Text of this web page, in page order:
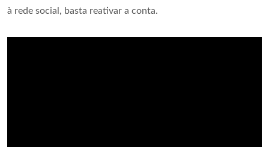
à rede social, basta reativar a conta.